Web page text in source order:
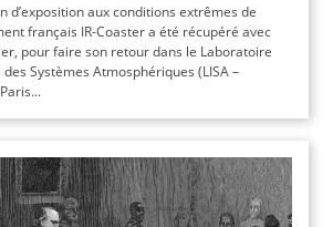
d’exposition aux conditions extrêmes de
français IR-Coaster a été récupéré avec
pour faire son retour dans le Laboratoire
Systèmes Atmosphériques (LISA –